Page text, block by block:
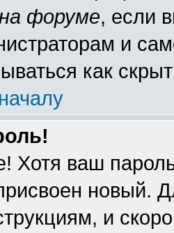
форуме, если
и
как
Хотя ваш
новый.
и